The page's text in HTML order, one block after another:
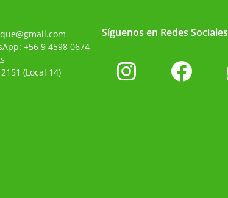
+56 9 4598 0674
(Local 14)
Síguenos en Redes Sociales